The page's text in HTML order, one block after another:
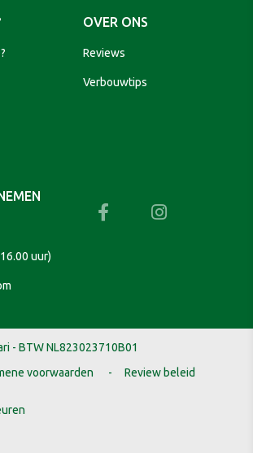
OVER ONS
Reviews
Verbouwtips
uur)
- BTW NL823023710B01
voorwaarden Review beleid